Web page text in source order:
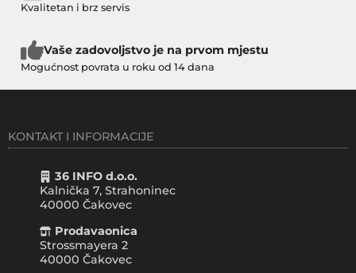
Kvalitetan i brz servis
Vaše zadovoljstvo je na prvom mjestu
Mogućnost povrata u roku od 14 dana
KONTAKT I INFORMACIJE
36 INFO d.o.o.
Kalnička 7, Strahoninec
40000 Čakovec
Prodavaonica
Strossmayera 2
40000 Čakovec